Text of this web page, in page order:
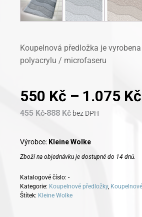
Koupelnová předložka je vyrobena
polyacrylu / microfaseru
550 Kč – 1.075 Kč
455 Kč-888 Kč bez DPH
Výrobce: Kleine Wolke
Zboží na objednávku je dostupné do 14 dnů.
Katalogové číslo: -
Kategorie: Koupelnové předložky,
Štítek: Kleine Wolke